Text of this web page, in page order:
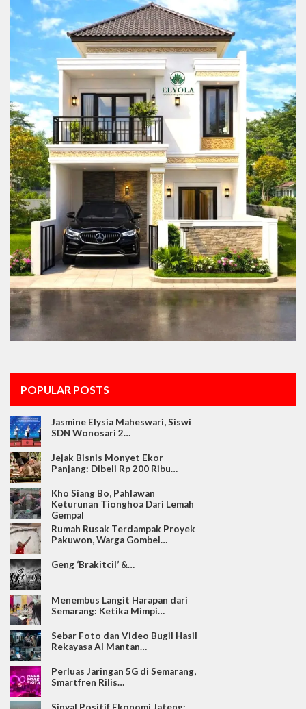
POPULAR POSTS
Jasmine Elysia Maheswari, Siswi
SDN Wonosari 2…
Jejak Bisnis Monyet Ekor
Panjang: Dibeli Rp 200 Ribu…
Kho Siang Bo, Pahlawan
Keturunan Tionghoa Dari Lemah
Gempal
Rumah Rusak Terdampak Proyek
Pakuwon, Warga Gombel…
Geng ‘Brakitcil’ &…
Menembus Langit Harapan dari
Semarang: Ketika Mimpi…
Sebar Foto dan Video Bugil Hasil
Rekayasa AI Mantan…
Perluas Jaringan 5G di Semarang,
Smartfren Rilis…